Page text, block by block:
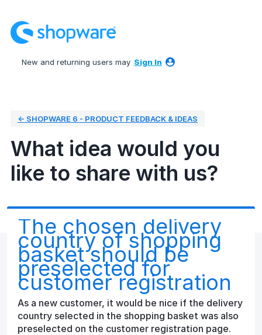
to
content
New and returning users may Sign In
← SHOPWARE 6 - PRODUCT FEEDBACK & IDEAS
What idea would you
like to share with us?
The chosen delivery
country of shopping
basket should be
preselected for
customer registration
As a new customer, it would be nice if the delivery
country selected in the shopping basket was also
preselected on the customer registration page.